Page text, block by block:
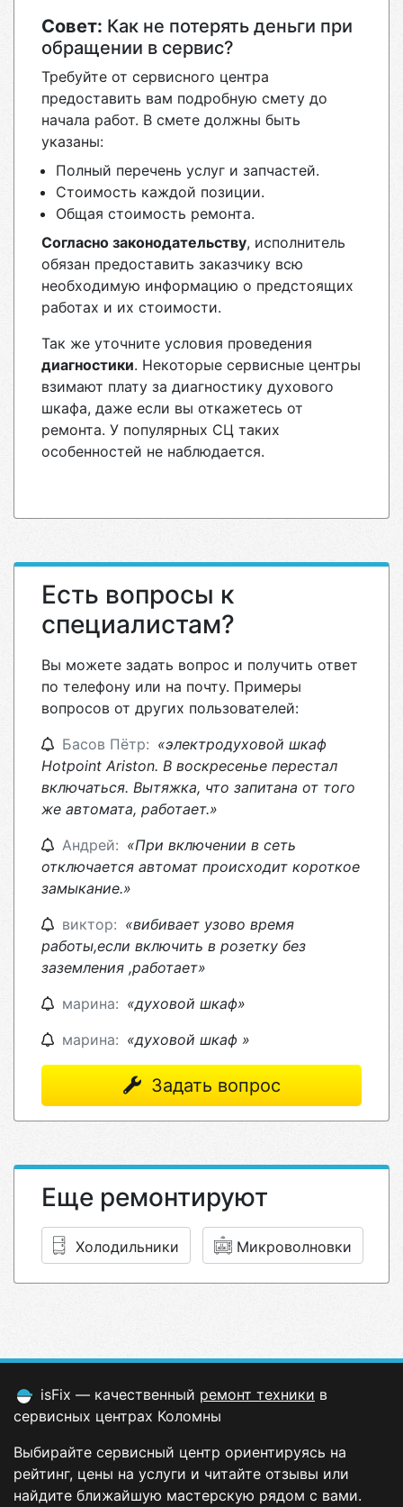
Совет: Как не потерять деньги при
обращении в сервис?
Требуйте от сервисного центра
предоставить вам подробную смету до
начала работ. В смете должны быть
указаны:
Полный перечень услуг и запчастей.
Стоимость каждой позиции.
Общая стоимость ремонта.
Согласно законодательству, исполнитель
обязан предоставить заказчику всю
необходимую информацию о предстоящих
работах и их стоимости.
Так же уточните условия проведения
диагностики. Некоторые сервисные центры
взимают плату за диагностику духового
шкафа, даже если вы откажетесь от
ремонта. У популярных СЦ таких
особенностей не наблюдается.
Есть вопросы к
специалистам?
Вы можете задать вопрос и получить ответ
по телефону или на почту. Примеры
вопросов от других пользователей:
Басов Пётр: «электродуховой шкаф
Hotpoint Ariston. В воскресенье перестал
включаться. Вытяжка, что запитана от того
же автомата, работает.»
Андрей: «При включении в сеть
отключается автомат происходит короткое
замыкание.»
виктор: «вибивает узово время
работы,если включить в розетку без
заземления ,работает»
марина: «духовой шкаф»
марина: «духовой шкаф »
Задать вопрос
Еще ремонтируют
Холодильники Микроволновки
isFix — качественный ремонт техники в
сервисных центрах Коломны
Выбирайте сервисный центр ориентируясь на
рейтинг, цены на услуги и читайте отзывы или
найдите ближайшую мастерскую рядом с вами.